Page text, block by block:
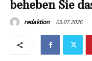
beheben Sie
redaktion 03.07.2026